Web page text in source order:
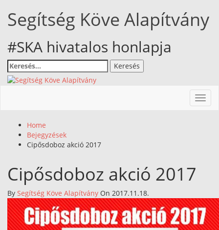
to
content
Segítség Köve Alapítvány
#SKA hivatalos honlapja
Keresés:
Home
Bejegyzések
Cipősdoboz akció 2017
Cipősdoboz akció 2017
By Segítség Köve Alapítvány On 2017.11.18.